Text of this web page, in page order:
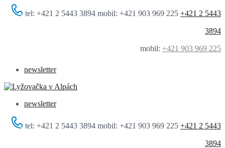
tel: +421 2 5443 3894 mobil: +421 903 969 225 +421 2 5443
3894
mobil: +421 903 969 225
newsletter
newsletter
tel: +421 2 5443 3894 mobil: +421 903 969 225 +421 2 5443
3894